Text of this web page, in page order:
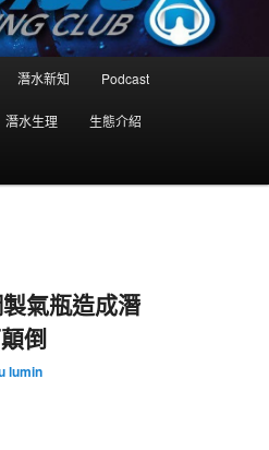
潛水新知 Podcast
潛水生理 生態介紹
氣瓶造成潛
倒
lumin